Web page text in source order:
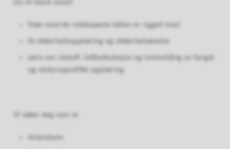
Du vil blant annet
fiske med de redskapene båten er rigget med
få sikkerhetsopplæring og sikkerhetsøvelse
lære om råstoff, lottkalkulasjon og innmelding av fangst
og utstyrsspesifikk opplæring
Vi søker deg som er
Arbeidsom